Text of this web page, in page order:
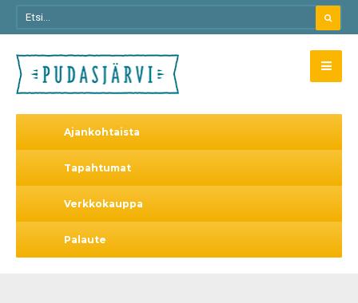
Ajankohtaista
Tapahtumat
Verkkokauppa
Palaute